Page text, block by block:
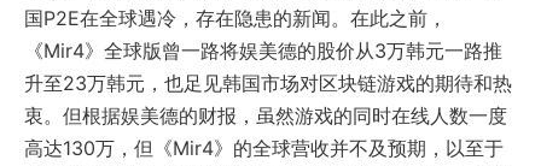
国P2E在全球遇冷，存在隐患的新闻。在此之前，
《Mir4》全球版曾一路将娱美德的股价从3万韩元一路推
升至23万韩元，也足见韩国市场对区块链游戏的期待和热
衷。但根据娱美德的财报，虽然游戏的同时在线人数一度
高达130万，但《Mir4》的全球营收并不及预期，以至于